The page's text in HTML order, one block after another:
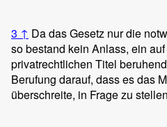
3 ↑ Da das Gesetz nur die
so bestand kein Anlass, ein
privatrechtlichen Titel
Berufung darauf, dass es das
überschreite, in Frage zu